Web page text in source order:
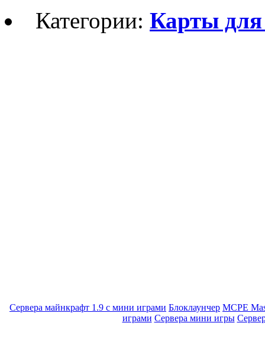
Категории:Карты
Сервера майнкрафт 1.9 с мини играми Блоклаунчер MCPE
играми Сервера мини игры